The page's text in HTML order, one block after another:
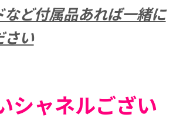
ど付属品あれば一緒に
さい
シャネルござい